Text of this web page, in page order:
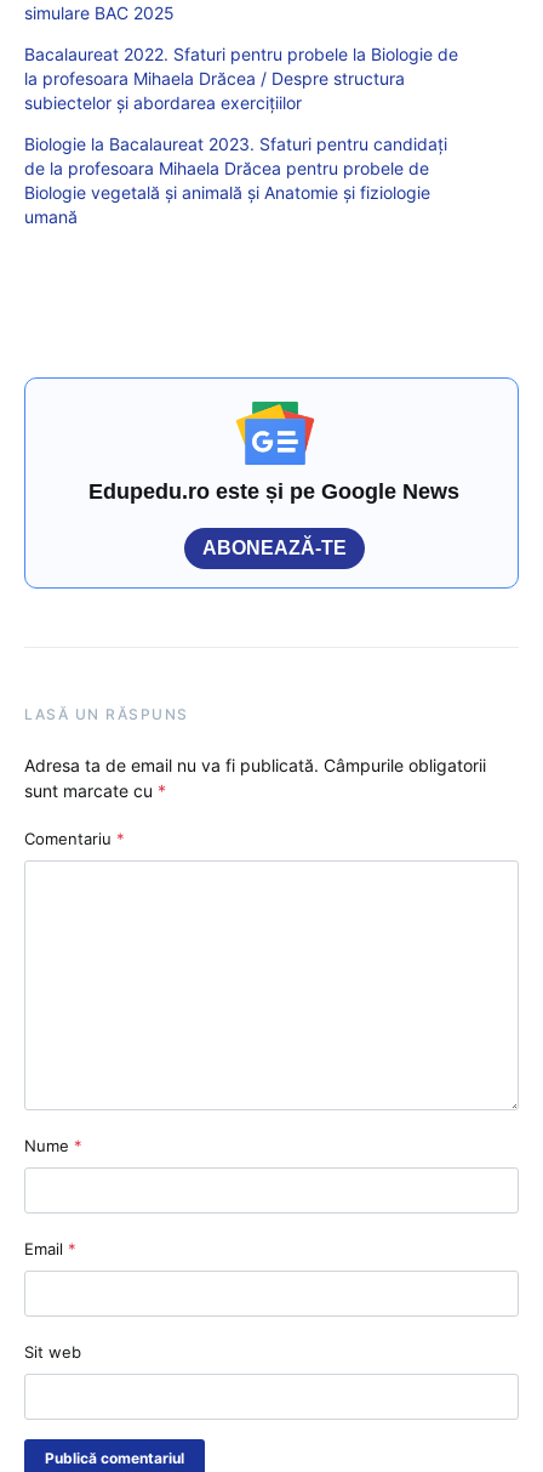
simulare BAC 2025
Bacalaureat 2022. Sfaturi pentru probele la Biologie de
la profesoara Mihaela Drăcea / Despre structura
subiectelor și abordarea exercițiilor
Biologie la Bacalaureat 2023. Sfaturi pentru candidați
de la profesoara Mihaela Drăcea pentru probele de
Biologie vegetală și animală și Anatomie și fiziologie
umană
Edupedu.ro este și pe Google News
ABONEAZĂ-TE
LASĂ UN RĂSPUNS
Adresa ta de email nu va fi publicată. Câmpurile obligatorii
sunt marcate cu *
Comentariu *
Nume *
Email *
Sit web